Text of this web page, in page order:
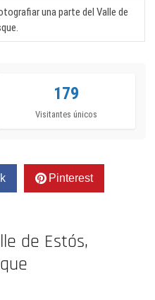
una parte del Valle de
179
Visitantes únicos
Pinterest
de Estós,